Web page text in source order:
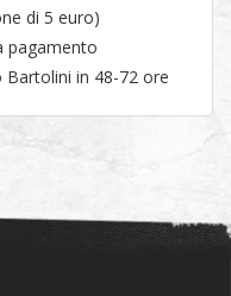
di 5 euro)
pagamento
in 48-72 ore